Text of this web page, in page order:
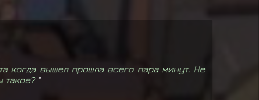
когда вышел прошла всего пара минут. Не
такое?"